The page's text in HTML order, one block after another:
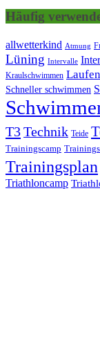
Häufig
allwetterkind Atmung
Lüning Intervalle
Kraulschwimmen Laufen
Schneller schwimmen
T3Technik Teide
Trainingscamp
Trainingsplan
Triathloncamp